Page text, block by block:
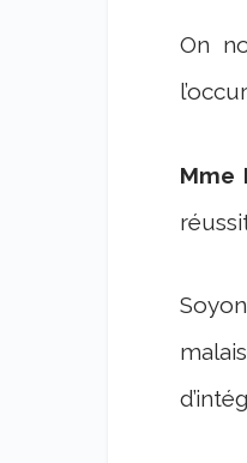
On
Mme